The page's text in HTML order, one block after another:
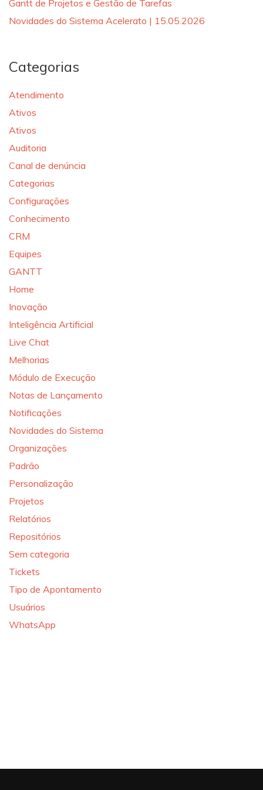
Gantt de Projetos e Gestão de Tarefas
Novidades do Sistema Acelerato | 15.05.2026
Categorias
Atendimento
Ativos
Ativos
Auditoria
Canal de denúncia
Categorias
Configurações
Conhecimento
CRM
Equipes
GANTT
Home
Inovação
Inteligência Artificial
Live Chat
Melhorias
Módulo de Execução
Notas de Lançamento
Notificações
Novidades do Sistema
Organizações
Padrão
Personalização
Projetos
Relatórios
Repositórios
Sem categoria
Tickets
Tipo de Apontamento
Usuários
WhatsApp